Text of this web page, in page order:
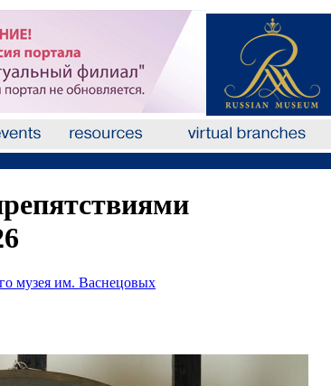
музея им. Васнецовых